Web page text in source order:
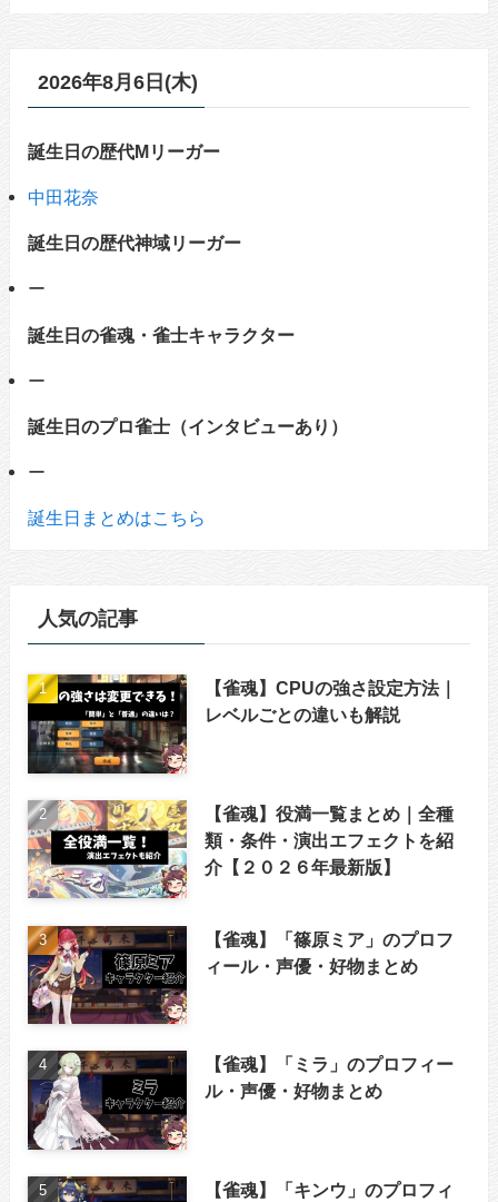
2026年8月6日(木)
誕生日の歴代Mリーガー
中田花奈
誕生日の歴代神域リーガー
ー
誕生日の雀魂・雀士キャラクター
ー
誕生日のプロ雀士（インタビューあり）
ー
誕生日まとめはこちら
人気の記事
【雀魂】CPUの強さ設定方法｜
レベルごとの違いも解説
【雀魂】役満一覧まとめ｜全種
類・条件・演出エフェクトを紹
介【２０２６年最新版】
【雀魂】「篠原ミア」のプロフ
ィール・声優・好物まとめ
【雀魂】「ミラ」のプロフィー
ル・声優・好物まとめ
【雀魂】「キンウ」のプロフィ